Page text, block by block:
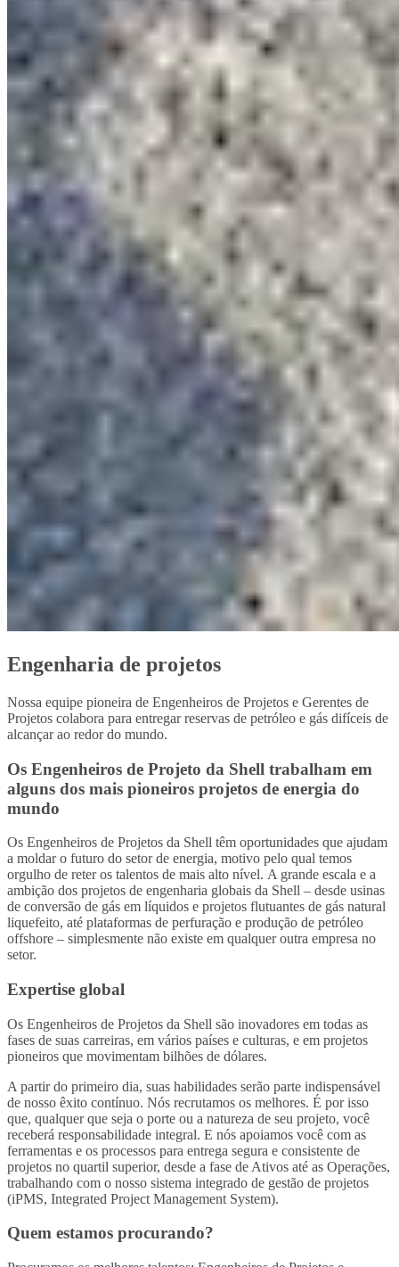
Engenharia de projetos
Nossa equipe pioneira de Engenheiros de Projetos e Gerentes de
Projetos colabora para entregar reservas de petróleo e gás difíceis de
alcançar ao redor do mundo.
Os Engenheiros de Projeto da Shell trabalham em
alguns dos mais pioneiros projetos de energia do
mundo
Os Engenheiros de Projetos da Shell têm oportunidades que ajudam
a moldar o futuro do setor de energia, motivo pelo qual temos
orgulho de reter os talentos de mais alto nível. A grande escala e a
ambição dos projetos de engenharia globais da Shell – desde usinas
de conversão de gás em líquidos e projetos flutuantes de gás natural
liquefeito, até plataformas de perfuração e produção de petróleo
offshore – simplesmente não existe em qualquer outra empresa no
setor.
Expertise global
Os Engenheiros de Projetos da Shell são inovadores em todas as
fases de suas carreiras, em vários países e culturas, e em projetos
pioneiros que movimentam bilhões de dólares.
A partir do primeiro dia, suas habilidades serão parte indispensável
de nosso êxito contínuo. Nós recrutamos os melhores. É por isso
que, qualquer que seja o porte ou a natureza de seu projeto, você
receberá responsabilidade integral. E nós apoiamos você com as
ferramentas e os processos para entrega segura e consistente de
projetos no quartil superior, desde a fase de Ativos até as Operações,
trabalhando com o nosso sistema integrado de gestão de projetos
(iPMS, Integrated Project Management System).
Quem estamos procurando?